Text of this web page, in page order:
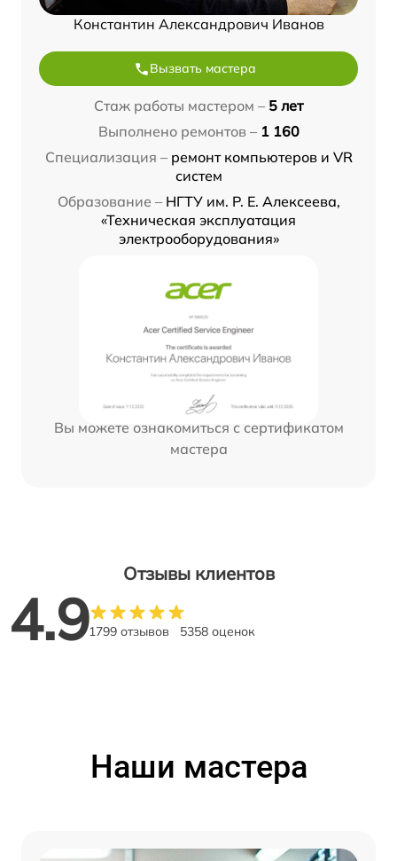
Константин Александрович Иванов
Вызвать мастера
Стаж работы мастером – 5 лет
Выполнено ремонтов – 1 160
Специализация – ремонт компьютеров и VR
систем
Образование – НГТУ им. Р. Е. Алексеева,
«Техническая эксплуатация
электрооборудования»
Вы можете ознакомиться с сертификатом
мастера
Отзывы клиентов
4.91799 отзывов 5358 оценок
Наши мастера